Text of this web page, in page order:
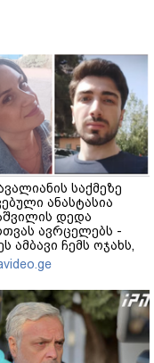
საქმეზე
ანასტასია
დედა
ავრცელებს -
ამბავი ჩემს ოჯახს,
გადახდა
მის მერე მე მე არ